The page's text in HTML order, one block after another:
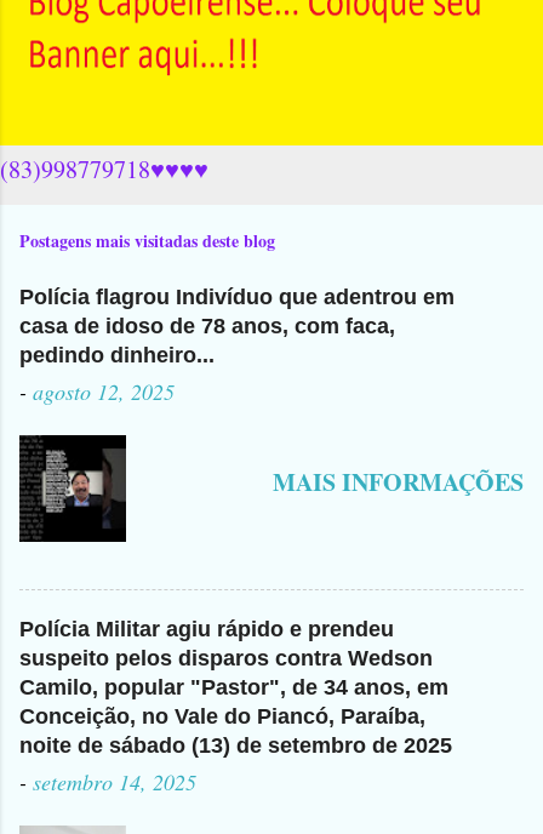
(83)998779718♥♥♥♥
Postagens mais visitadas deste blog
Polícia flagrou Indivíduo que adentrou em
casa de idoso de 78 anos, com faca,
pedindo dinheiro...
- agosto 12, 2025
MAIS INFORMAÇÕES
Polícia Militar agiu rápido e prendeu
suspeito pelos disparos contra Wedson
Camilo, popular "Pastor", de 34 anos, em
Conceição, no Vale do Piancó, Paraíba,
noite de sábado (13) de setembro de 2025
- setembro 14, 2025